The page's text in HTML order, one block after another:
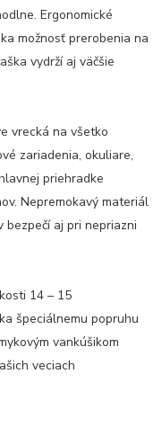
Ergonomické
možnosť prerobenia na
vydrží aj väčšie
vrecká na všetko
zariadenia, okuliare,
priehradke
Nepremokavý materiál
bezpečí aj pri nepriazni
14 – 15
špeciálnemu popruhu
vankúšikom
veciach